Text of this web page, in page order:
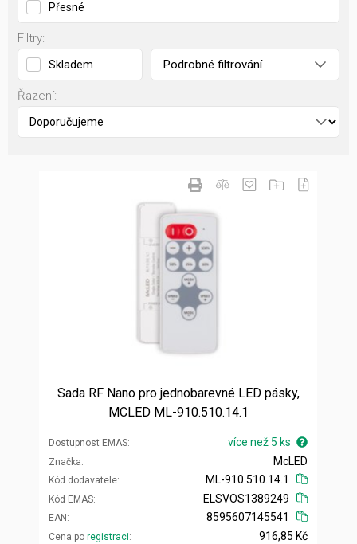
Přesné
Filtry:
Skladem Podrobné filtrování
Řazení:
Sada RF Nano pro jednobarevné LED pásky,
MCLED ML-910.510.14.1
Dostupnost EMAS více než 5 ks
Značka
Kód dodavatele
McLED
ML-910.510.14.1
Kód EMAS
EAN
ELSVOS1389249
8595607145541
Cena po registraci
916,85 Kč